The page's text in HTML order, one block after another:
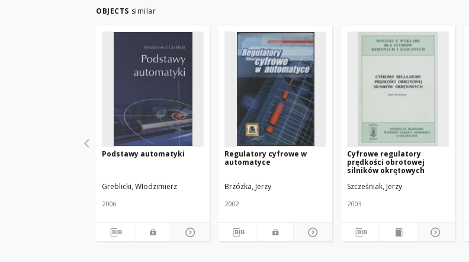
OBJECTS similar
Podstawy automatyki
Greblicki, Włodzimierz
2006
Regulatory cyfrowe w
automatyce
Brzózka, Jerzy
2002
Cyfrowe regulatory
prędkości obrotowej
silników okrętowych
Szcześniak, Jerzy
2003